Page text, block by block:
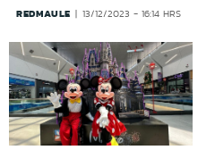
REDMAULE 13/12/2023 - 16:14 HRS